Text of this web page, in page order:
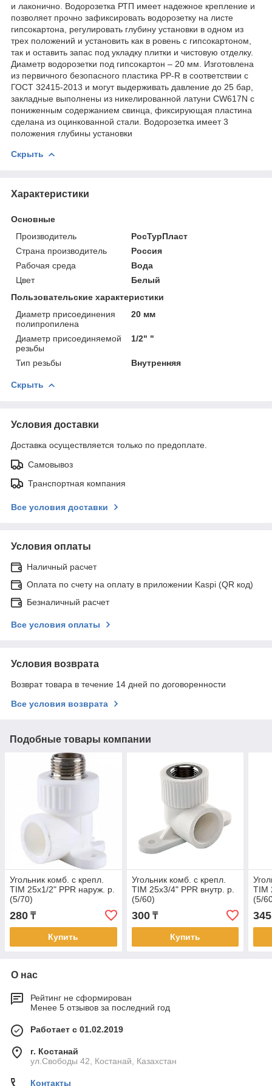
и лаконично. Водорозетка РТП имеет надежное крепление и
позволяет прочно зафиксировать водорозетку на листе
гипсокартона, регулировать глубину установки в одном из
трех положений и установить как в ровень с гипсокартоном,
так и оставить запас под укладку плитки и чистовую отделку.
Диаметр водорозетки под гипсокартон – 20 мм. Изготовлена
из первичного безопасного пластика PP-R в соответствии с
ГОСТ 32415-2013 и могут выдерживать давление до 25 бар,
закладные выполнены из никелированной латуни CW617N с
пониженным содержанием свинца, фиксирующая пластина
сделана из оцинкованной стали. Водорозетка имеет 3
положения глубины установки
Скрыть
Характеристики
Основные
Производитель
РосТурПласт
Страна производитель
Россия
Рабочая среда
Вода
Цвет
Белый
Пользовательские характеристики
Диаметр присоединения
полипропилена
20 мм
Диаметр присоединяемой
резьбы
1/2" "
Тип резьбы Внутренняя
Скрыть
Условия доставки
Доставка осуществляется только по предоплате.
Самовывоз
Транспортная компания
Все условия доставки
Условия оплаты
Наличный расчет
Оплата по счету на оплату в приложении Kaspi (QR код)
Безналичный расчет
Все условия оплаты
Условия возврата
Возврат товара в течение 14 дней по договоренности
Все условия возврата
Подобные товары компании
Угольник комб. с крепл.
TIM 25х1/2" PPR наруж. р.
(5/70)
280 ₸
Купить
Угольник комб. с крепл.
TIM 25х3/4" PPR внутр. р.
(5/60)
300₸
Купить
TIM
(5/
345
О нас
Рейтинг не сформирован
Менее 5 отзывов за последний год
Работает с 01.02.2019
г. Костанай
ул.Свободы 42, Костанай, Казахстан
Контакты